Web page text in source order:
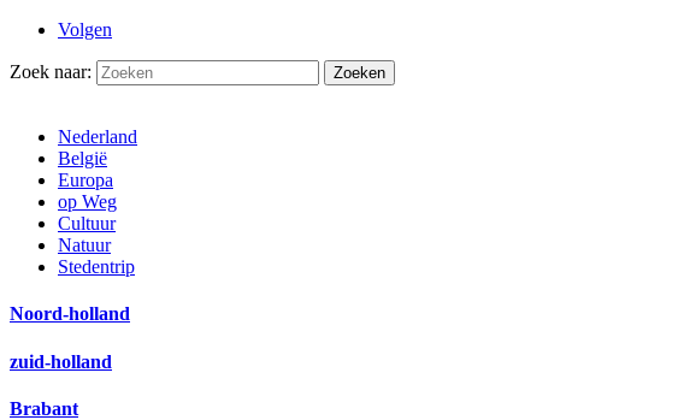
Volgen
Zoek naar:
Nederland
België
Europa
op Weg
Cultuur
Natuur
Stedentrip
Noord-holland
zuid-holland
Brabant